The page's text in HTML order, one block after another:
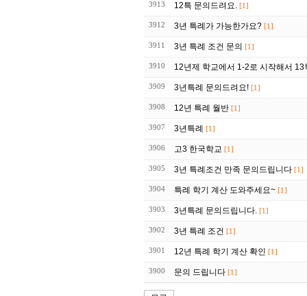
3913 12특 문의드려요. [1]
3912 3년 특례가 가능한가요? [1]
3911 3년 특례 조건 문의 [1]
3910 12년제 학교에서 1-2로 시작해서
3909 3년특례 문의드려요! [1]
3908 12년 특례 월반 [1]
3907 3년특례 [1]
3906 고3 한국학교 [1]
3905 3년 특례조건 만족 문의드립니다 [1]
3904 특례 학기 계산 도와주세요~ [1]
3903 3년특례 문의드립니다. [1]
3902 3년 특례 조건 [1]
3901 12년 특례 학기 계산 확인 [1]
3900 문의 드립니다 [1]